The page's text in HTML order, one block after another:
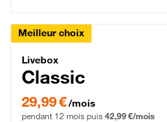
Meilleur choix
Livebox Classic
Livebox
Classic
29,99 € par mois pendant 12 mois
29,99 €/mois
pendant 12 mois puis 42,99 €/mois